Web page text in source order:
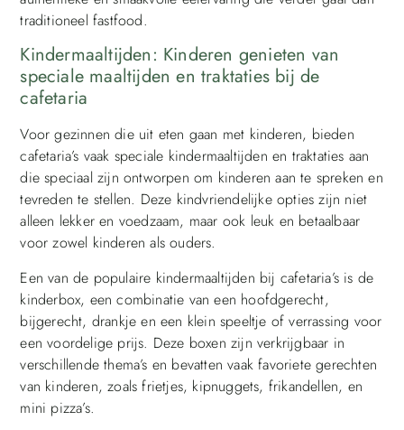
traditioneel fastfood.
Kindermaaltijden: Kinderen genieten van
speciale maaltijden en traktaties bij de
cafetaria
Voor gezinnen die uit eten gaan met kinderen, bieden
cafetaria’s vaak speciale kindermaaltijden en traktaties aan
die speciaal zijn ontworpen om kinderen aan te spreken en
tevreden te stellen. Deze kindvriendelijke opties zijn niet
alleen lekker en voedzaam, maar ook leuk en betaalbaar
voor zowel kinderen als ouders.
Een van de populaire kindermaaltijden bij cafetaria’s is de
kinderbox, een combinatie van een hoofdgerecht,
bijgerecht, drankje en een klein speeltje of verrassing voor
een voordelige prijs. Deze boxen zijn verkrijgbaar in
verschillende thema’s en bevatten vaak favoriete gerechten
van kinderen, zoals frietjes, kipnuggets, frikandellen, en
mini pizza’s.